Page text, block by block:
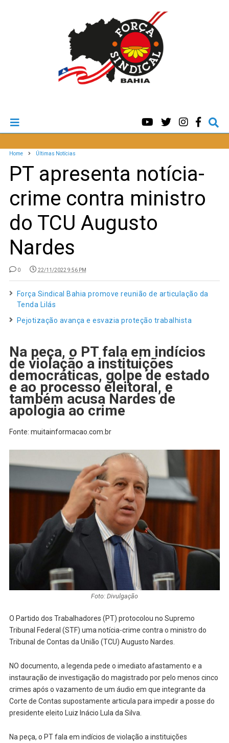
Home Últimas Notícias
PT apresenta notícia-
crime contra ministro
do TCU Augusto
Nardes
0 22/11/2022 9:56 PM
Força Sindical Bahia promove reunião de articulação da
Tenda Lilás
Pejotização avança e esvazia proteção trabalhista
Na peça, o PT fala em indícios
de violação a instituições
democráticas, golpe de estado
e ao processo eleitoral, e
também acusa Nardes de
apologia ao crime
Fonte: muitainformacao.com.br
Foto: Divulgação
O Partido dos Trabalhadores (PT) protocolou no Supremo
Tribunal Federal (STF) uma notícia-crime contra o ministro do
Tribunal de Contas da União (TCU) Augusto Nardes.
NO documento, a legenda pede o imediato afastamento e a
instauração de investigação do magistrado por pelo menos cinco
crimes após o vazamento de um áudio em que integrante da
Corte de Contas supostamente articula para impedir a posse do
presidente eleito Luiz Inácio Lula da Silva.
Na peça, o PT fala em indícios de violação a instituições